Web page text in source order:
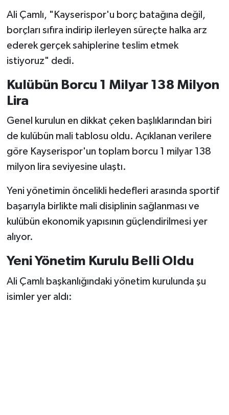
Ali Çamlı, "Kayserispor'u borç batağına değil,
borçları sıfıra indirip ilerleyen süreçte halka arz
ederek gerçek sahiplerine teslim etmek
istiyoruz" dedi.
Kulübün Borcu 1 Milyar 138 Milyon
Lira
Genel kurulun en dikkat çeken başlıklarından biri
de kulübün mali tablosu oldu. Açıklanan verilere
göre Kayserispor'un toplam borcu 1 milyar 138
milyon lira seviyesine ulaştı.
Yeni yönetimin öncelikli hedefleri arasında sportif
başarıyla birlikte mali disiplinin sağlanması ve
kulübün ekonomik yapısının güçlendirilmesi yer
alıyor.
Yeni Yönetim Kurulu Belli Oldu
Ali Çamlı başkanlığındaki yönetim kurulunda şu
isimler yer aldı: